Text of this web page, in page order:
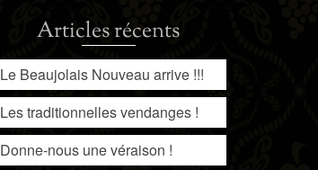
Articles récents
Le Beaujolais Nouveau arrive !!!
Les traditionnelles vendanges !
Donne-nous une véraison !